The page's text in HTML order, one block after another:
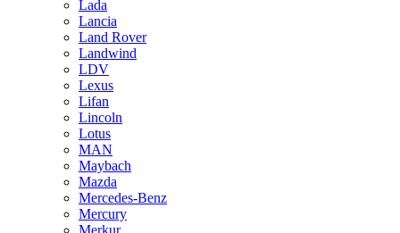
Lada
Lancia
Land Rover
Landwind
LDV
Lexus
Lifan
Lincoln
Lotus
MAN
Maybach
Mazda
Mercedes-Benz
Mercury
Merkur